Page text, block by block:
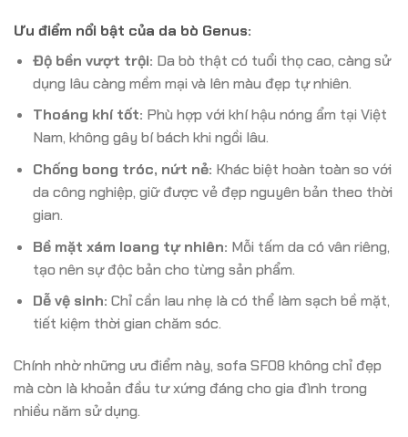
Ưu điểm nổi bật của da bò Genus:
Độ bền vượt trội: Da bò thật có tuổi thọ cao, càng sử
dụng lâu càng mềm mại và lên màu đẹp tự nhiên.
Thoáng khí tốt: Phù hợp với khí hậu nóng ẩm tại Việt
Nam, không gây bí bách khi ngồi lâu.
Chống bong tróc, nứt nẻ: Khác biệt hoàn toàn so với
da công nghiệp, giữ được vẻ đẹp nguyên bản theo thời
gian.
Bề mặt xám loang tự nhiên: Mỗi tấm da có vân riêng,
tạo nên sự độc bản cho từng sản phẩm.
Dễ vệ sinh: Chỉ cần lau nhẹ là có thể làm sạch bề mặt,
tiết kiệm thời gian chăm sóc.
Chính nhờ những ưu điểm này, sofa SF08 không chỉ đẹp
mà còn là khoản đầu tư xứng đáng cho gia đình trong
nhiều năm sử dụng.